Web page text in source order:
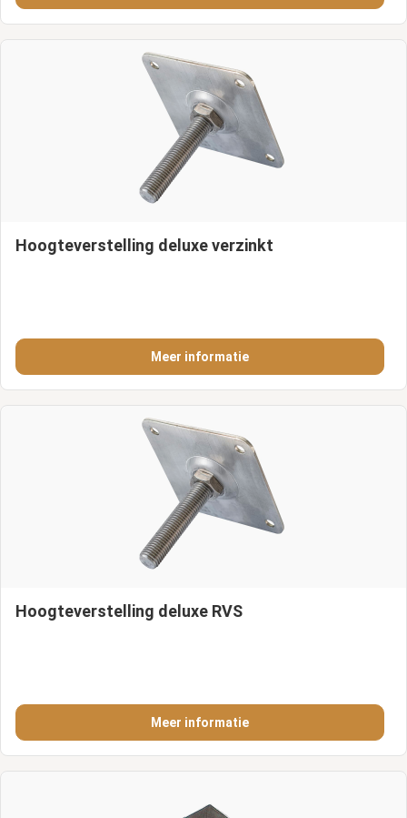
Hoogteverstelling deluxe verzinkt
Meer informatie
Hoogteverstelling deluxe RVS
Meer informatie